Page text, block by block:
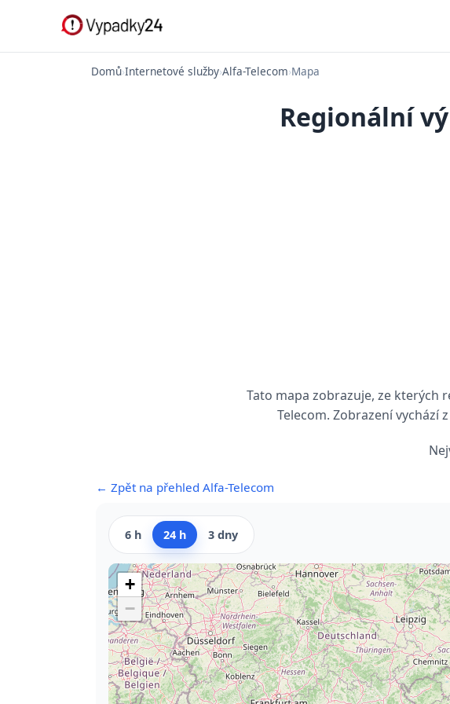
Domů›Internetové služby›Alfa-Telecom›Mapa
Regionální
Tato mapa zobrazuje, ze kterých
Telecom. Zobrazení vychází
← Zpět na přehled Alfa-Telecom
6 h 24 h 3 dny
+
−